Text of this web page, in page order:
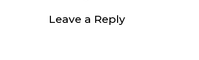
Leave a Reply